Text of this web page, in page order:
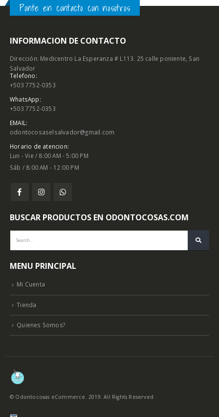
Ponte en contacto con nosotros
INFORMACION DE CONTACTO
Dirección: Medicentro La Esperanza # L113. 25 calle poniente, San
Salvador
Telefono:
+503 7752-0353
WhatsApp:
+503 7752-0353
EMAIL:
odontocosaselsalvador@gmail.com
Horario de atencion:
Lun - Vie / 8:00 AM - 5:00 PM
Sáb / 8:00 AM - 12:00 PM
BUSCAR PRODUCTOS EN ODONTOCOSAS.COM
MENU PRINCIPAL
Mi Cuenta
Tienda
Quienes Somos?
© Odontocosas eCommerce. 2019. All Rights Reserved